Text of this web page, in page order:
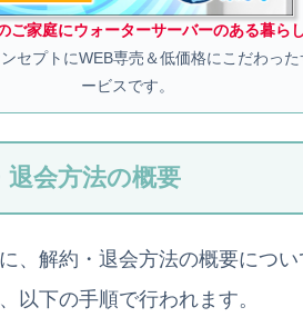
ご家庭にウォーターサーバーのある暮ら
ンセプトにWEB専売＆低価格にこだわった
ービスです。
退会方法の概要
、解約・退会方法の概要につ
以下の手順で行われます。